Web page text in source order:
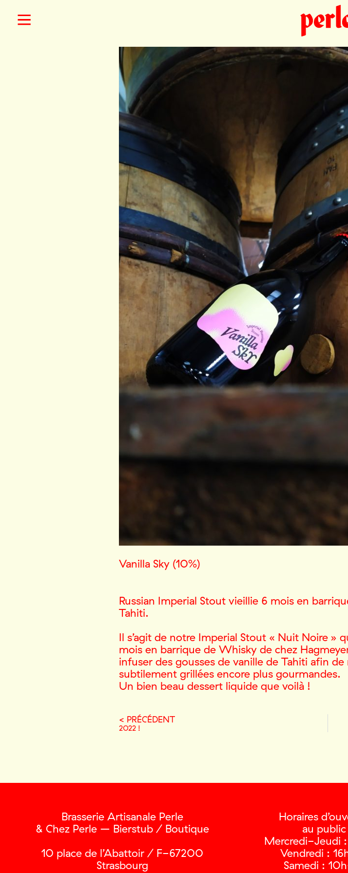
Vanilla Sky (10%)
Russian Imperial Stout vieillie 6 mois en
Tahiti.
Il s’agit de notre Imperial Stout « Nuit Noire »
mois en barrique de Whisky de chez
infuser des gousses de vanille de Tahiti afin
subtilement grillées encore plus gourmandes.
Un bien beau dessert liquide que voilà !
< PRÉCÉDENT
2022 !
Brasserie Artisanale Perle
& Chez Perle – Bierstub / Boutique
10 place de l’Abattoir / F-67200
Strasbourg
Horaires
au
Mercredi-Jeudi
Vendredi :
Samedi :